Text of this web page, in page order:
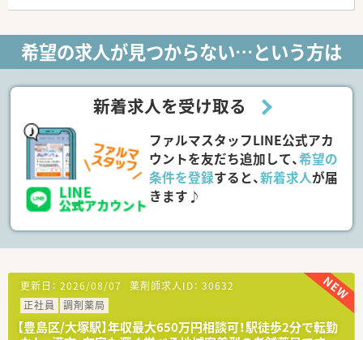
■今回は欠員補充のため、正社員として意欲的に取り組んでいた
だける薬剤師を募集します。
■調剤経験をお持ちの方を歓迎しますが、30代前半までの方な
として活躍を期待します。
【職場環境と雰囲気】
■大手グループならではの充実した福利厚生（持株会、社員割引
など）が利用可能です。
■産休・育休の取得実績も多数あり、復帰後も安心して働き続け
られる環境です。
■京都の保養所やベネフィットサービスの利用など、プライベー
■総合病院門前で幅広い疾患や処方に触れ、薬剤師としてのスキ
ルを高めたい方です。
■仕事とプライベートのメリハリをつけ、有給休暇をしっかり消
化したい方です。
■安定した大手企業で、充実した福利厚生のもと長く働きたいと
希望の求人が見つからない…という方は
新着求人を受け取る
ファルマスタッフLINE公式アカ
ウントを友だち追加して、希望の
条件を登録すると、新着求人が届
きます♪
更新日： 2026/08/07 薬剤師求人ID： 30632
正社員
調剤薬局
【豊島区/大塚駅】年収最大650万円相談可！駅徒歩2分で転勤